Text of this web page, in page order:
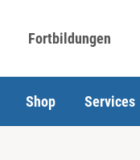
Fortbildungen
Shop Services